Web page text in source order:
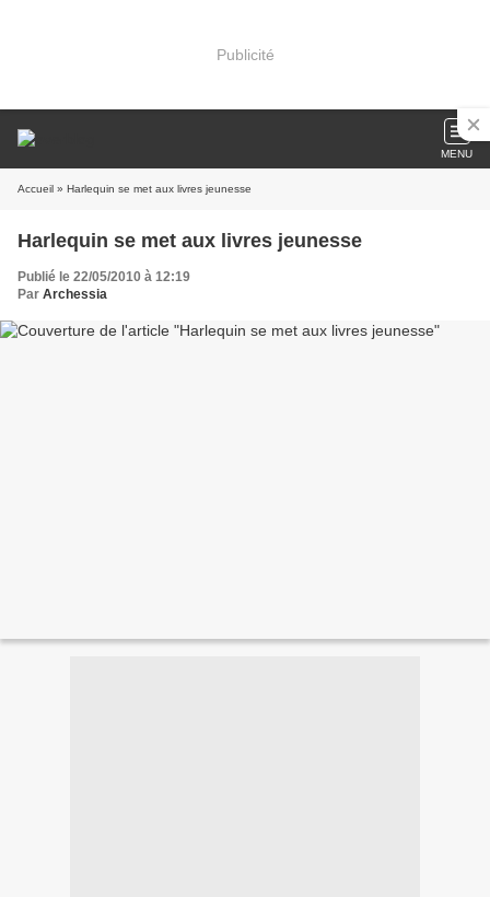
Publicité
MENU
Accueil » Harlequin se met aux livres jeunesse
Harlequin se met aux livres jeunesse
Publié le 22/05/2010 à 12:19
Par Archessia